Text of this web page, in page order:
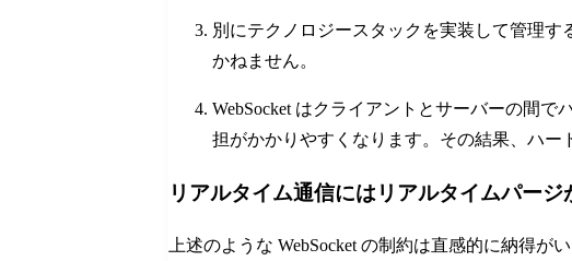
別にテクノロジースタックを実装して管理
かねません。
WebSocket はクライアントとサーバーの間
担がかかりやすくなります。その結果、ハー
リアルタイム通信にはリアルタイムパージ
上述のような WebSocket の制約は直感的に納得